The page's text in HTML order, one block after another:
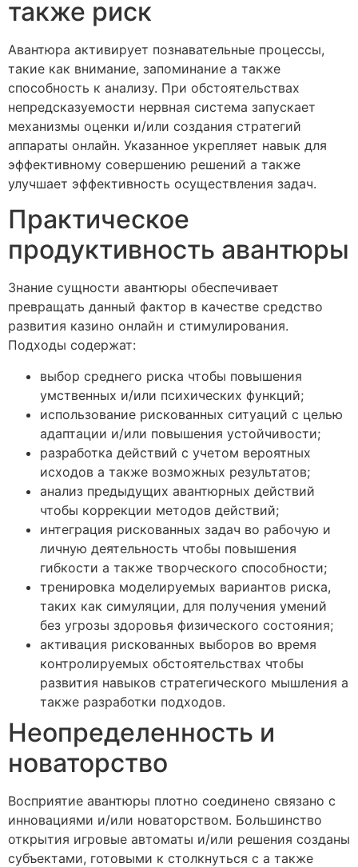
также риск
Авантюра активирует познавательные процессы,
такие как внимание, запоминание а также
способность к анализу. При обстоятельствах
непредсказуемости нервная система запускает
механизмы оценки и/или создания стратегий
аппараты онлайн. Указанное укрепляет навык для
эффективному совершению решений а также
улучшает эффективность осуществления задач.
Практическое
продуктивность авантюры
Знание сущности авантюры обеспечивает
превращать данный фактор в качестве средство
развития казино онлайн и стимулирования.
Подходы содержат:
выбор среднего риска чтобы повышения
умственных и/или психических функций;
использование рискованных ситуаций с целью
адаптации и/или повышения устойчивости;
разработка действий с учетом вероятных
исходов а также возможных результатов;
анализ предыдущих авантюрных действий
чтобы коррекции методов действий;
интеграция рискованных задач во рабочую и
личную деятельность чтобы повышения
гибкости а также творческого способности;
тренировка моделируемых вариантов риска,
таких как симуляции, для получения умений
без угрозы здоровья физического состояния;
активация рискованных выборов во время
контролируемых обстоятельствах чтобы
развития навыков стратегического мышления а
также разработки подходов.
Неопределенность и
новаторство
Восприятие авантюры плотно соединено связано с
инновациями и/или новаторством. Большинство
открытия игровые автоматы и/или решения созданы
субъектами, готовыми к столкнуться с а также